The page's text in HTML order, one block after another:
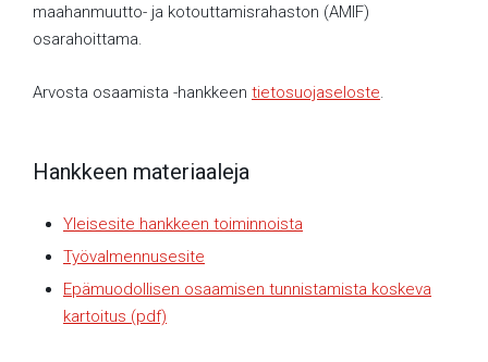
maahanmuutto- ja kotouttamisrahaston (AMIF)
osarahoittama.
Arvosta osaamista -hankkeen tietosuojaseloste.
Hankkeen materiaaleja
Yleisesite hankkeen toiminnoista
Työvalmennusesite
Epämuodollisen osaamisen tunnistamista koskeva
kartoitus (pdf)